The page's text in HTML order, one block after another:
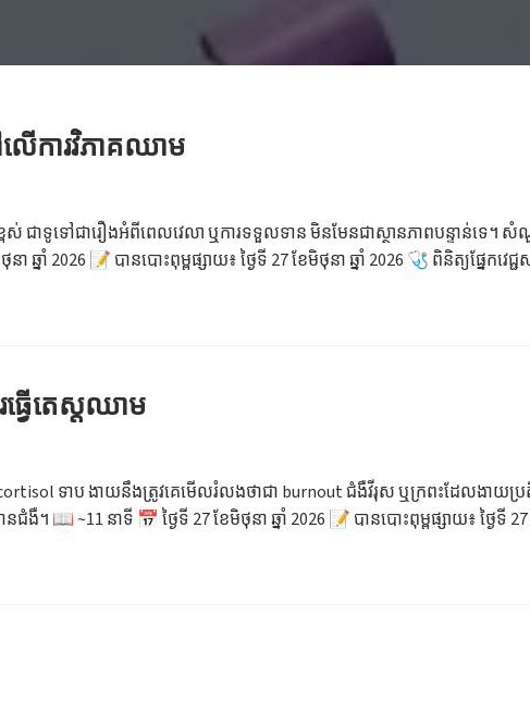
ើការវិភាគឈាម
ជាទូទៅជារឿងអំពីពេលវេលា ឬការទទួលទាន មិនមែនជាស្ថានភាពបន្ទាន់ទេ។ សំណួ
ាំ 2026 📝 បានបោះពុម្ពផ្សាយ៖ ថ្ងៃទី 27 ខែមិថុនា ឆ្នាំ 2026 🩺 ពិនិត្យផ្នែកវេជ្ជ
វើតេស្តឈាម
ទាប ងាយនឹងត្រូវគេមើលរំលងថាជា burnout ជំងឺវីរុស ឬក្រពះដែលងាយប្រតិ
~11 នាទី 📅 ថ្ងៃទី 27 ខែមិថុនា ឆ្នាំ 2026 📝 បានបោះពុម្ពផ្សាយ៖ ថ្ងៃទី 27